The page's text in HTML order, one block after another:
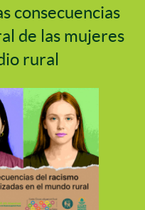
consecuencias
de las mujeres
rural